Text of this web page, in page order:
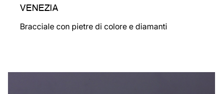
VENEZIA
Bracciale con pietre di colore e diamanti